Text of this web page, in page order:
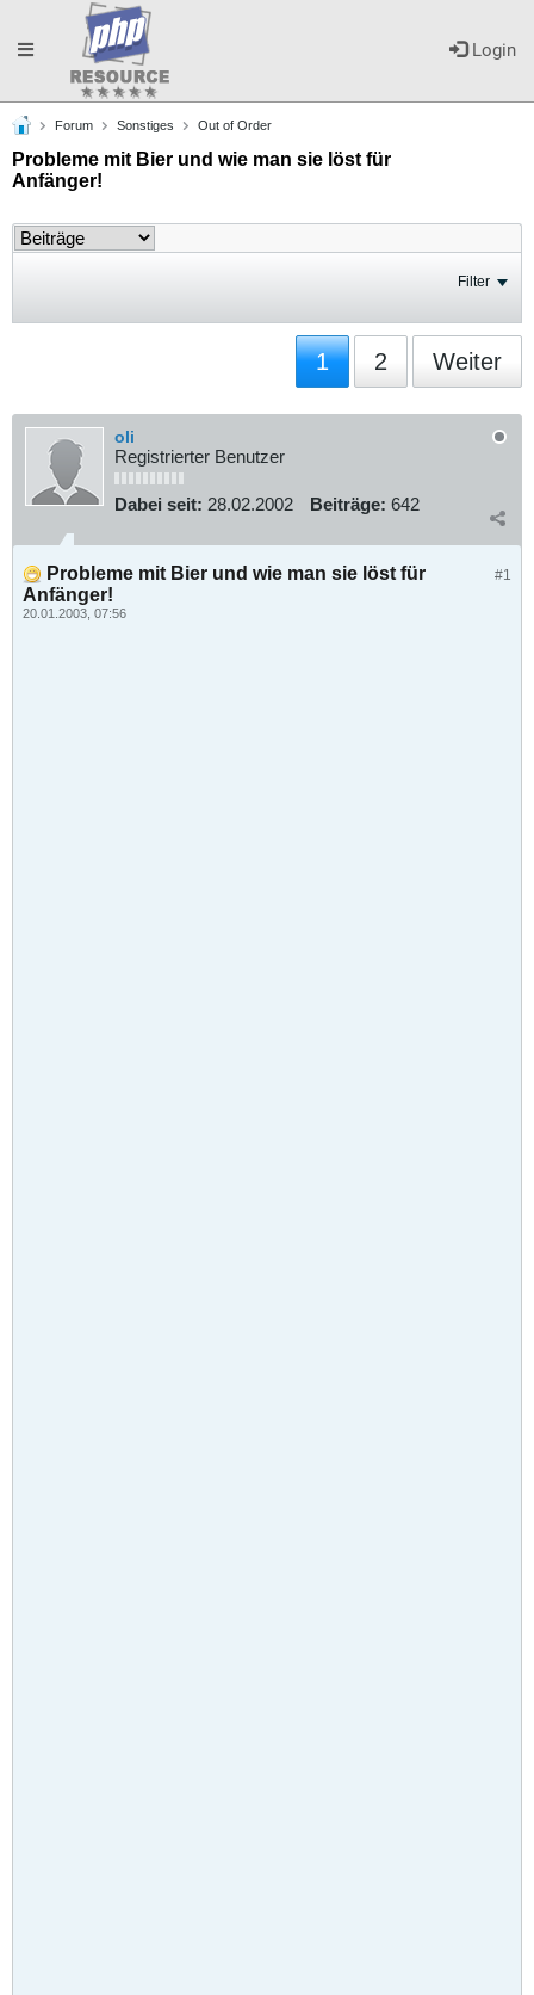
Login
Toggle
navigation
Forum Sonstiges Out of Order
Probleme mit Bier und wie man sie löst für
Anfänger!
Filter
1 2 Weiter
oli
Registrierter Benutzer
Dabei seit: 28.02.2002 Beiträge: 642
#1
Probleme mit Bier und wie man sie löst für
Anfänger!
20.01.2003, 07:56